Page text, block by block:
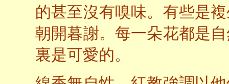
的甚至沒有嗅味。有些是
朝開暮謝。每一朵花都是
裏是可愛的。